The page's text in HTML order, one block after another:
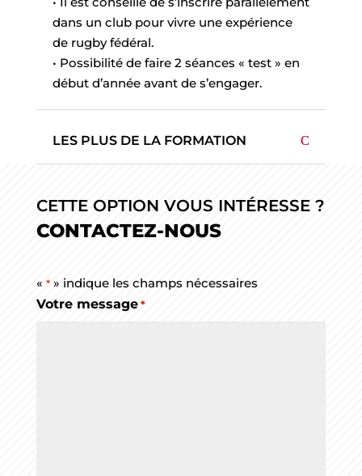
dans un club pour vivre une expérience
de rugby fédéral.
• Possibilité de faire 2 séances « test » en
début d’année avant de s’engager.
LES PLUS DE LA FORMATION
CETTE OPTION VOUS INTÉRESSE ?
CONTACTEZ-NOUS
« *» indique les champs nécessaires
Votre message *